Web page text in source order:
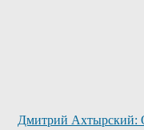
Дмитрий Ахтырский: